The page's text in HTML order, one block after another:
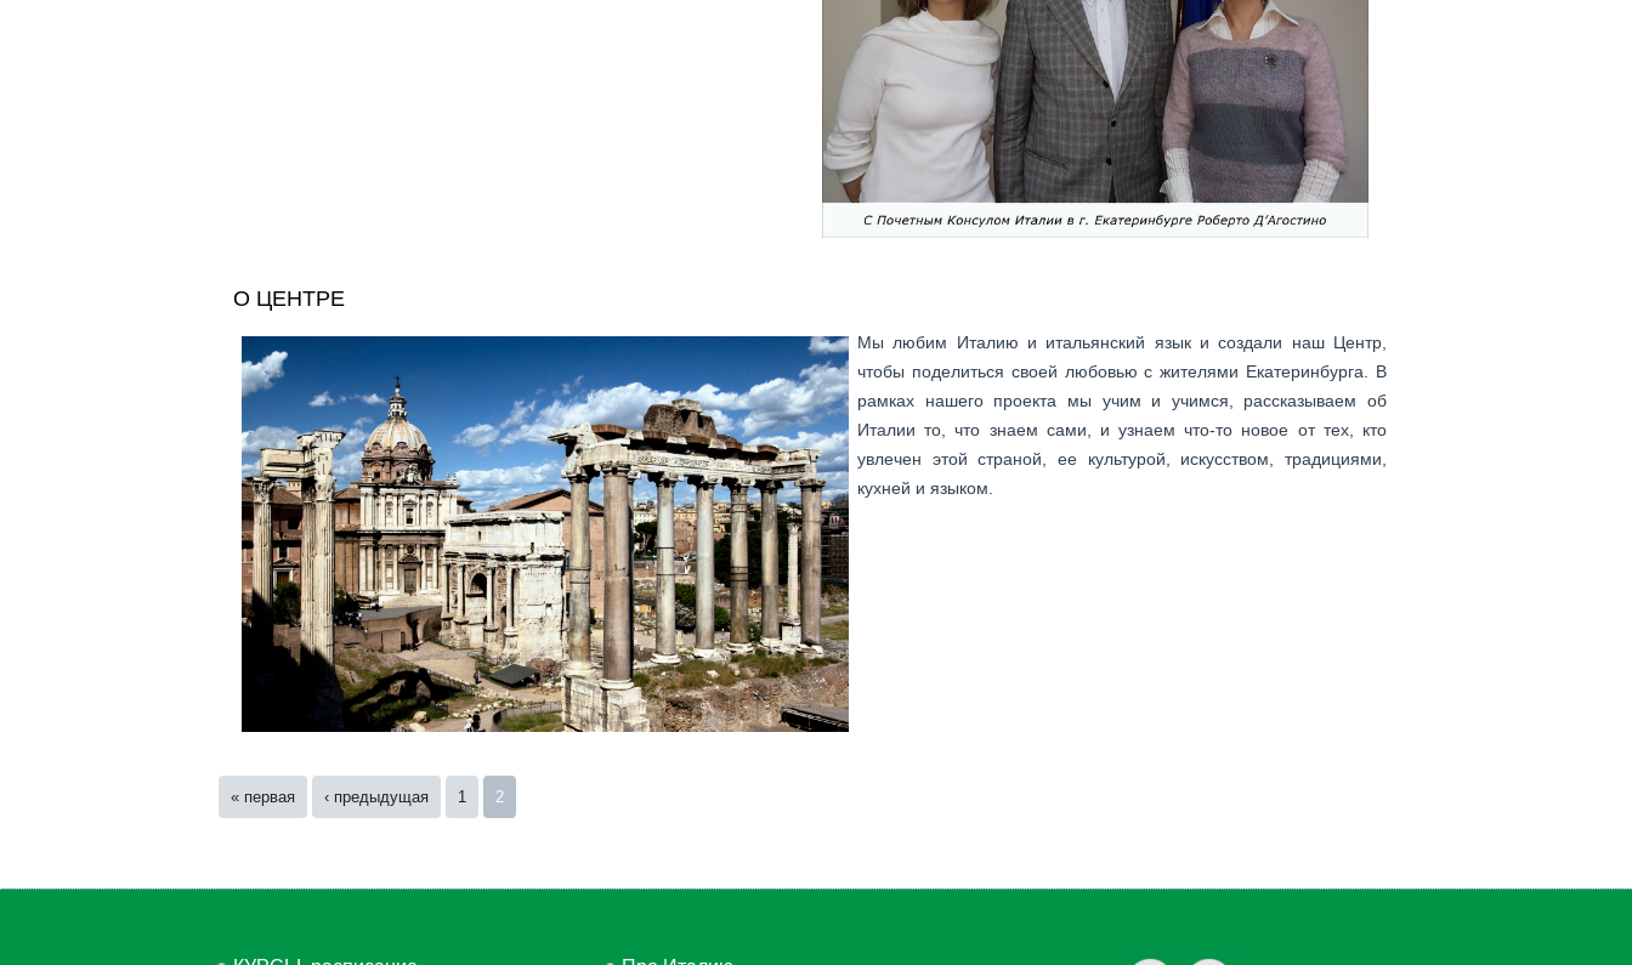
O ЦЕНТРЕ
Мы любим Италию и итальянский язык и создали наш Центр,
чтобы поделиться своей любовью с жителями Екатеринбурга. В
рамках нашего проекта мы учим и учимся, рассказываем об
Италии то, что знаем сами, и узнаем что-то новое от тех, кто
увлечен этой страной, ее культурой, искусством, традициями,
кухней и языком.
Страницы
« первая ‹ предыдущая 1 2